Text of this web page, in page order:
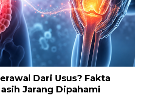
Dari Usus? Fakta
Jarang Dipahami